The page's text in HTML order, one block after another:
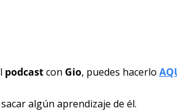
podcast con Gio, puedes hacerlo
algún aprendizaje de él.